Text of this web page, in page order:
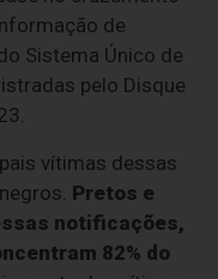
de
Sistema Único de
pelo Disque
vítimas dessas
Pretos e
notificações,
82% do